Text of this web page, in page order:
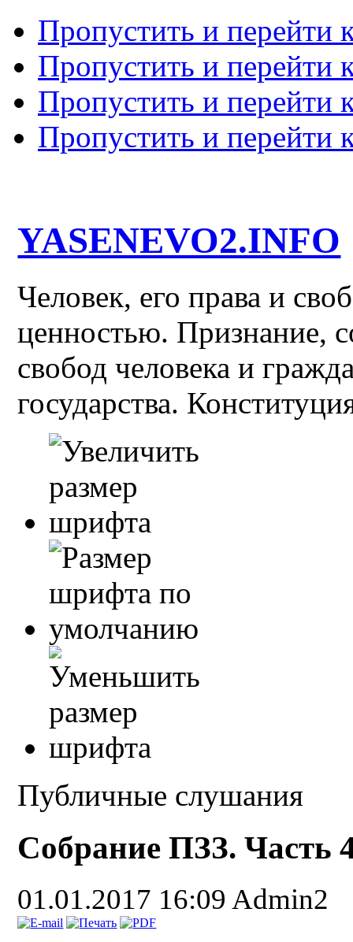
Пропустить и перейти
Пропустить и перейти
Пропустить и перейти
Пропустить и перейти
YASENEVO2.INFO
Человек, его права и
ценностью. Признание,
свобод человека и
государства.
Публичные слушания
Собрание ПЗЗ. Часть
01.01.2017 16:09 Admin2